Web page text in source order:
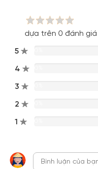
dựa trên 0 đánh giá
5
4
3
2
1
Đăng nhập Facebook